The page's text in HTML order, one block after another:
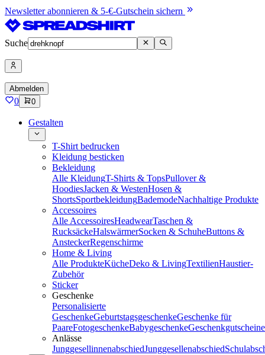
Newsletter abonnieren & 5-€-Gutschein sichern
Suche
Abmelden
0 0
Gestalten
T-Shirt bedrucken
Kleidung besticken
Bekleidung
Alle KleidungT-Shirts & TopsPullover &
HoodiesJacken & WestenHosen &
ShortsSportbekleidungBademodeNachhaltige Produkte
Accessoires
Alle AccessoiresHeadwearTaschen &
RucksäckeHalswärmerSocken & SchuheButtons &
AnsteckerRegenschirme
Home & Living
Alle ProdukteKücheDeko & LivingTextilienHaustier-
Zubehör
Sticker
Geschenke
Personalisierte
GeschenkeGeburtstagsgeschenkeGeschenke für
PaareFotogeschenkeBabygeschenkeGeschenkgutscheine
Anlässe
JunggesellinnenabschiedJunggesellenabschied